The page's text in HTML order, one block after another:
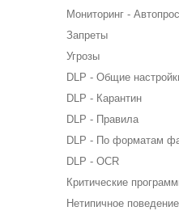
Мониторинг -
Запреты
Угрозы
DLP - Общие
DLP - Карантин
DLP - Правила
DLP - По форматам
DLP - OCR
Критические
Нетипичное поведение